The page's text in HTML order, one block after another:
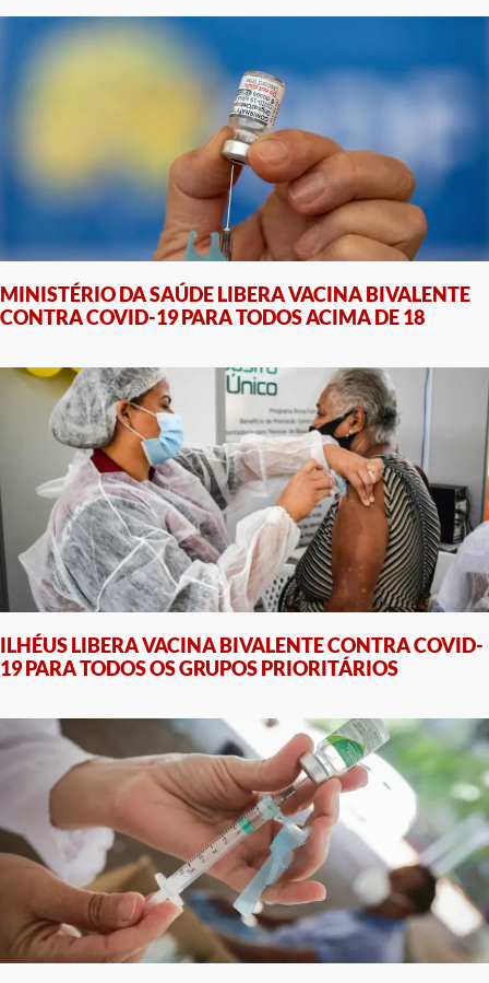
MINISTÉRIO DA SAÚDE LIBERA VACINA BIVALENTE
CONTRA COVID-19 PARA TODOS ACIMA DE 18
ILHÉUS LIBERA VACINA BIVALENTE CONTRA COVID-
19 PARA TODOS OS GRUPOS PRIORITÁRIOS